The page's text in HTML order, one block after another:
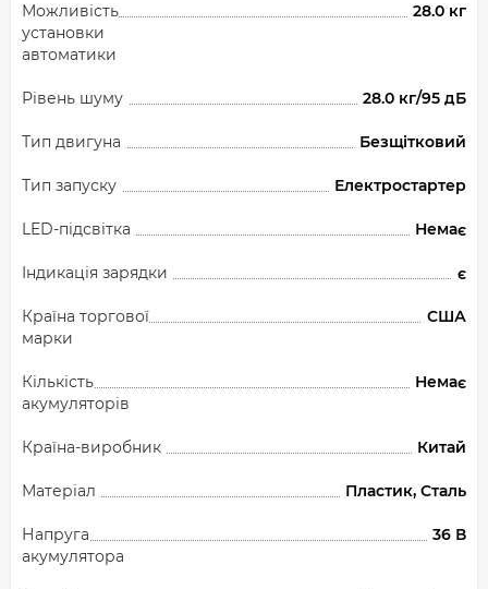
Можливість
установки
автоматики
28.0 кг
Рівень шуму 28.0 кг/95 дБ
Тип двигуна Безщітковий
Тип запуску Електростартер
LED-підсвітка Немає
Індикація зарядки є
Країна торгової
марки
США
Кількість
акумуляторів
Немає
Країна-виробник Китай
Матеріал Пластик, Сталь
Напруга
акумулятора
36 В